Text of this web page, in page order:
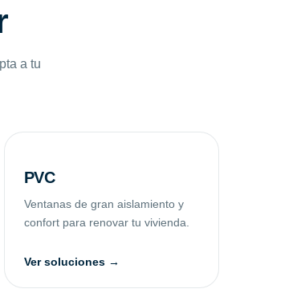
a tu
PVC
Ventanas de gran aislamiento y
confort para renovar tu vivienda.
Ver soluciones →